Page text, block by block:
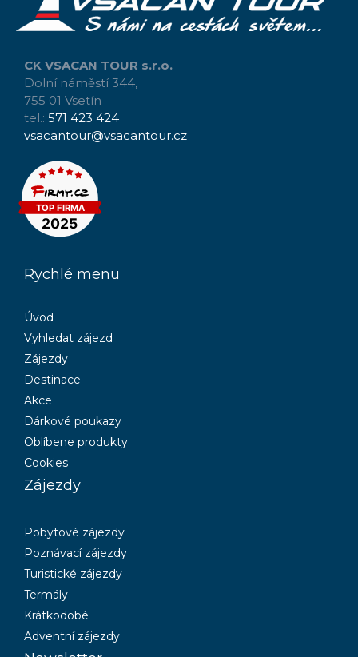
CK VSACAN TOUR s.r.o.
Dolní náměstí 344,
755 01 Vsetín
tel.: 571 423 424
vsacantour@vsacantour.cz
Rychlé menu
Úvod
Vyhledat zájezd
Zájezdy
Destinace
Akce
Dárkové poukazy
Oblíbene produkty
Cookies
Zájezdy
Pobytové zájezdy
Poznávací zájezdy
Turistické zájezdy
Termály
Krátkodobé
Adventní zájezdy